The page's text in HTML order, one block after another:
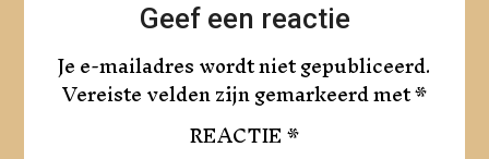
Geef een reactie
Je e-mailadres wordt niet gepubliceerd.
Vereiste velden zijn gemarkeerd met*
REACTIE*